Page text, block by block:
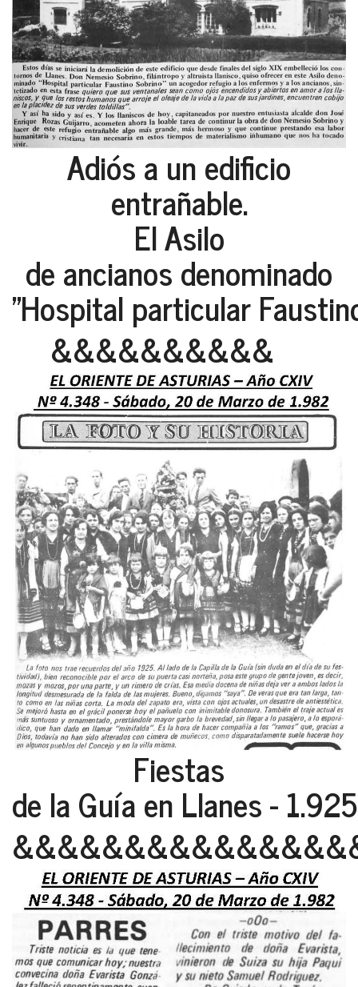
Adiós a un edificio
entrañable.
El Asilo
de ancianos denominado
"Hospital particular
&&&&&&&&&&
Fiestas
de la Guía en Llanes - 1.925